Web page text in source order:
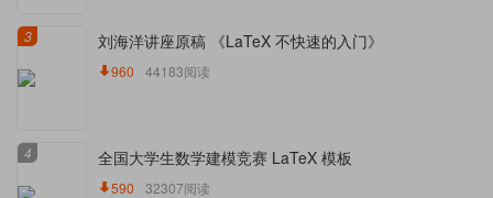
3 刘海洋讲座原稿 《LaTeX 不快速的入门》
960 44183阅读
4 全国大学生数学建模竞赛 LaTeX 模板
590 32307阅读